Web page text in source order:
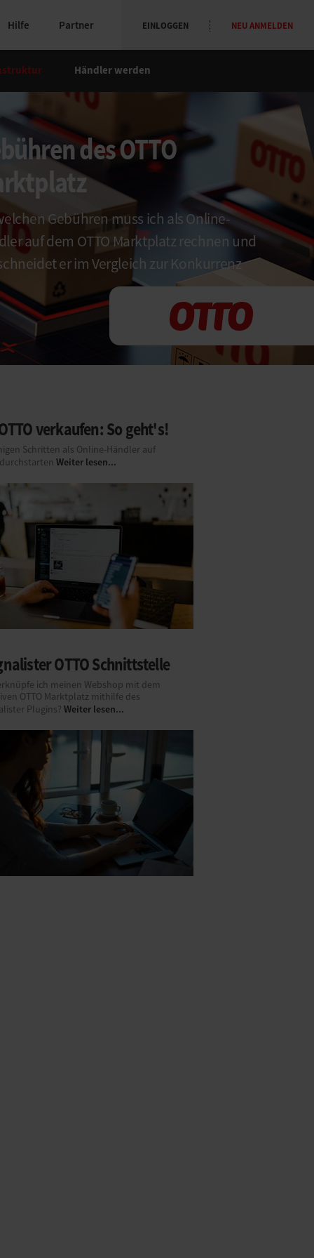
Hilfe Partner EINLOGGEN NEU ANMELDEN
Händler werden
des OTTO
Gebühren muss ich als Online-
auf dem OTTO Marktplatz rechnen und
er im Vergleich zur Konkurrenz
verkaufen: So geht's!
Schritten als Online-Händler auf
durchstarten Weiter lesen...
OTTO Schnittstelle
ich meinen Webshop mit dem
OTTO Marktplatz mithilfe des
Plugins? Weiter lesen...